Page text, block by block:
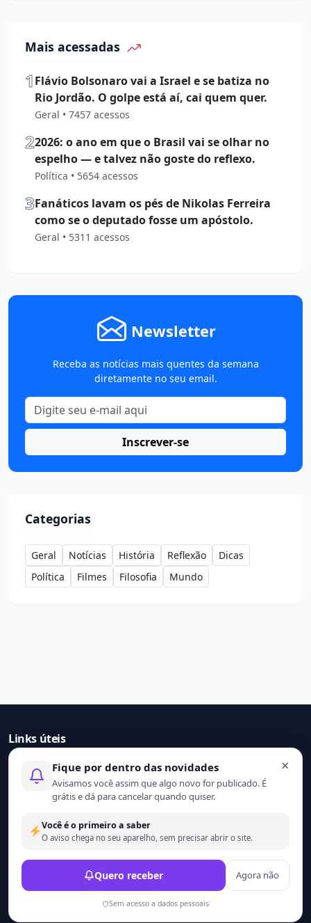
Mais acessadas
1Flávio Bolsonaro vai a Israel e se batiza no
Rio Jordão. O golpe está aí, cai quem quer.
Geral • 7457 acessos
22026: o ano em que o Brasil vai se olhar no
espelho — e talvez não goste do reflexo.
Política • 5654 acessos
3Fanáticos lavam os pés de Nikolas Ferreira
como se o deputado fosse um apóstolo.
Geral • 5311 acessos
Newsletter
Receba as notícias mais quentes da semana
diretamente no seu email.
Inscrever-se
Categorias
Geral Notícias História Reflexão
Dicas
Política
Filmes Filosofia Mundo
Links úteis
Início
Contato
Sobre nós
Termo de uso
Política de privacidade
© 2021 - 2026 Ler mais. Todos os direitos reservados.
Desenvolvido porWesley Catula.
×
Fique por dentro das novidades
Avisamos você assim que algo novo for publicado. É
grátis e dá para cancelar quando quiser.
Você é o primeiro a saber
O aviso chega no seu aparelho, sem precisar abrir o site.
Quero receber Agora não
Sem acesso a dados pessoais